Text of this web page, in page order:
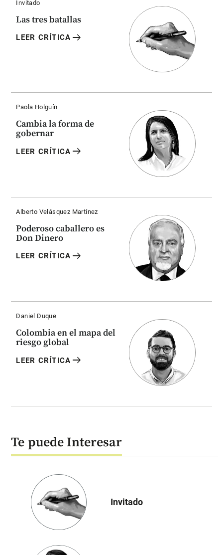
Invitado
Las tres batallas
LEER CRÍTICA arrow_right_alt
Paola Holguín
Cambia la forma de
gobernar
LEER CRÍTICA arrow_right_alt
Alberto Velásquez Martínez
Poderoso caballero es
Don Dinero
LEER CRÍTICA arrow_right_alt
Daniel Duque
Colombia en el mapa del
riesgo global
LEER CRÍTICA arrow_right_alt
Te puede Interesar
Invitado